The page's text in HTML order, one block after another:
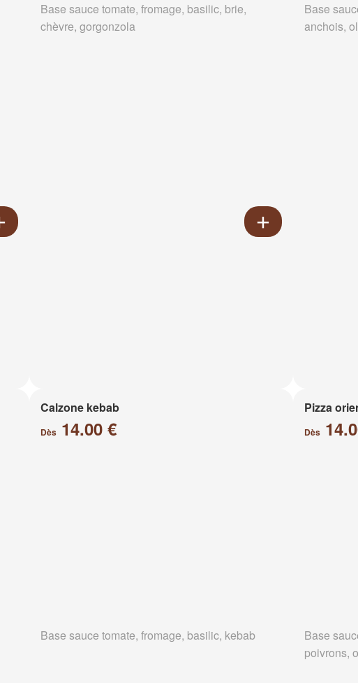
Base sauce tomate, fromage, basilic, brie,
chèvre, gorgonzola
Base
anchois,
Calzone kebab
Dès14.00 €
Base sauce tomate, fromage, basilic, kebab
Pizza
Dès
Base
poivrons,